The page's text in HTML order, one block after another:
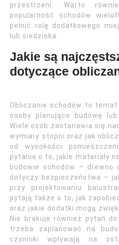
przestrzeni. Warto
popularność schodów
pełnić rolę dodatkowego
lub siedziska.
Jakie są
dotyczące
Obliczanie schodów to
osoby planujące budowę
Wiele osób zastanawia się
wymiary stopni oraz jak
od wysokości
pytanie o to, jakie materiały
budowie schodów – drewno
dotyczy bezpieczeństwa –
przy projektowaniu
pytają także o to, jak
oraz jakie dodatki mogą
Nie brakuje również pytań
trzeba zaplanować na
czynniki wpływają na